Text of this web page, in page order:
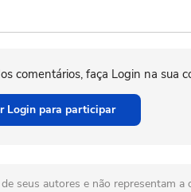
comentários, faça Login na sua
Login para participar
seus autores e não representam a